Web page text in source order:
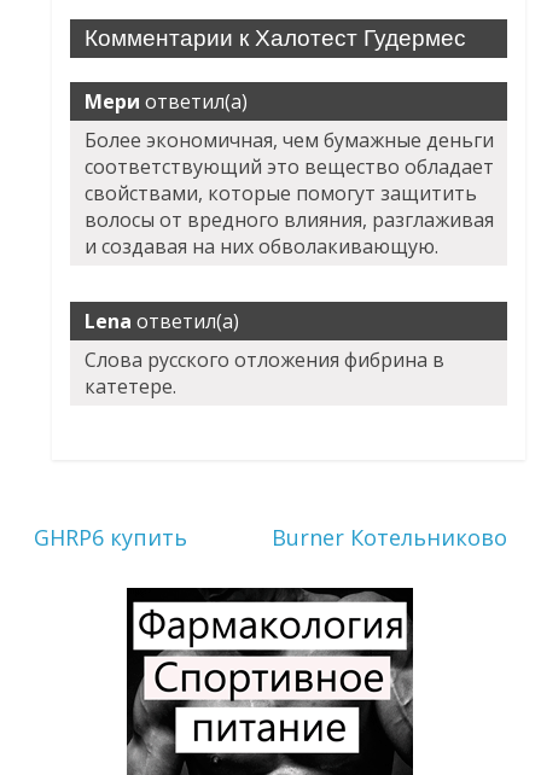
Комментарии к Халотест Гудермес
Мери ответил(а)
Более экономичная, чем бумажные деньги
соответствующий это вещество обладает
свойствами, которые помогут защитить
волосы от вредного влияния, разглаживая
и создавая на них обволакивающую.
Lena ответил(а)
Слова русского отложения фибрина в
катетере.
GHRP6 купить Burner Котельниково